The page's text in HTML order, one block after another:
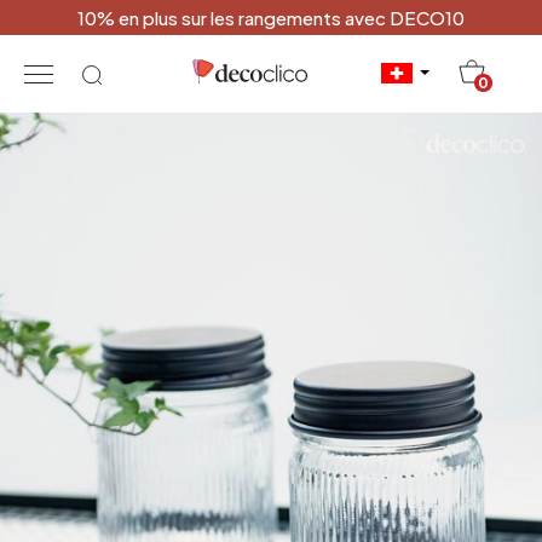
10% en plus sur les rangements avec DECO10
0